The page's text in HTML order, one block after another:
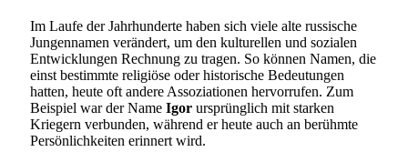
Im Laufe der Jahrhunderte haben sich viele alte russische
Jungennamen verändert, um den kulturellen und sozialen
Entwicklungen Rechnung zu tragen. So können Namen, die
einst bestimmte religiöse oder historische Bedeutungen
hatten, heute oft andere Assoziationen hervorrufen. Zum
Beispiel war der Name Igor ursprünglich mit starken
Kriegern verbunden, während er heute auch an berühmte
Persönlichkeiten erinnert wird.